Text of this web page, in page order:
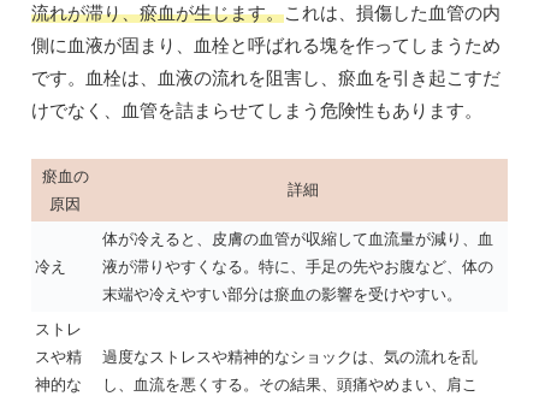
流れが滞り、瘀血が生じます。これは、損傷した血管の内
側に血液が固まり、血栓と呼ばれる塊を作ってしまうため
です。血栓は、血液の流れを阻害し、瘀血を引き起こすだ
けでなく、血管を詰まらせてしまう危険性もあります。
瘀血の
原因
詳細
冷え
体が冷えると、皮膚の血管が収縮して血流量が減り、血
液が滞りやすくなる。特に、手足の先やお腹など、体の
末端や冷えやすい部分は瘀血の影響を受けやすい。
ストレ
スや精
神的な
過度なストレスや精神的なショックは、気の流れを乱
し、血流を悪くする。その結果、頭痛やめまい、肩こ